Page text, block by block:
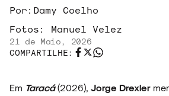
Por: Damy Coelho
Fotos: Manuel Velez
21 de Maio, 2026
COMPARTILHE:
Em Taracá(2026), Jorge Drexler